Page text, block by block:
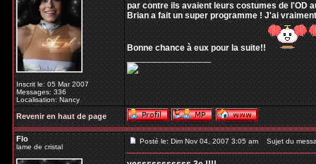
Inscrit le: 05 Mar 2007
Messages: 336
Localisation: Nancy
par contre ils avaient leurs costumes de l'OD
Brian a fait un super programme ! J'ai
Bonne chance à eux pour la suite!!
_________________
Revenir en haut de page
Flo
lame de cristal
Posté le: Dim Nov 04, 2007 3:05 am Sujet du